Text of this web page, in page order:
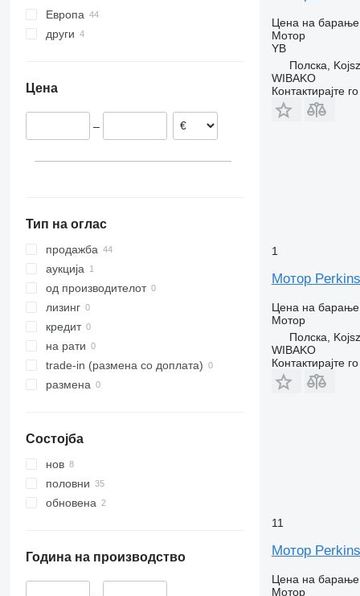
X-Way
MB
O-series
Tourismo
Travego
Master
Maxity
Premium
T-series
T-Roc
Tiguan
FL
FM
Terberg
Европа
Италија
Португалија
други
Цена
–
Тип на оглас
продажба
аукција
од производителот
лизинг
кредит
на рати
trade-in (размена со доплата)
размена
Состојба
нов
половни
обновена
Година на производство
Цена на барање
Мотор
YB
Полска,
WIBAKO
Контактирајте
1
Мотор
Цена на барање
Мотор
Полска,
WIBAKO
Контактирајте
11
Мотор
Цена на барање
Мотор